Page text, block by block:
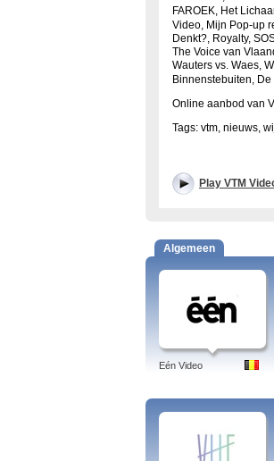
FAROEK, Het
Video, Mijn Pop-up
Denkt?, Royalty,
The Voice van
Wauters vs. Waes,
Binnenstebuiten,
Online aanbod van
Tags: vtm, nieuws,
Play VTM
Algemeen
Eén Video